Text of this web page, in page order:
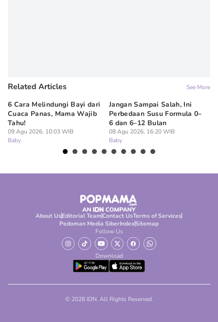
Related Articles See More
6 Cara Melindungi Bayi dari
Cuaca Panas, Mama Wajib
Tahu!
09 Agu 2026, 10:03 WIB
Baby
Jangan Sampai Salah, Ini
Perbedaan Susu Formula 0–
6 dan 6–12 Bulan
08 Agu 2026, 16:20 WIB
Baby
About UsEditorial TeamContact UsTerms of Services
Pedoman Media SiberIndexSitemap
Follow Us
Download
© 2026 IDN. All Rights Reserved.